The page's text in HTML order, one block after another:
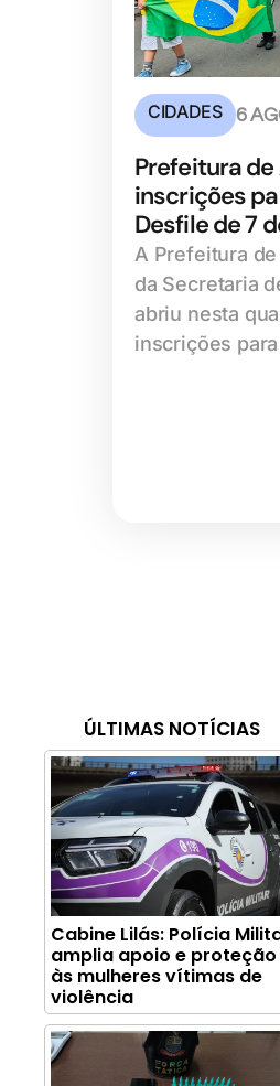
CIDADES 6
Prefeitura
inscrições
Desfile de 7
A Prefeitura
da Secretaria
abriu nesta
inscrições
ÚLTIMAS NOTÍCIAS
Cabine Lilás: Polícia
amplia apoio e proteção
às mulheres vítimas de
violência